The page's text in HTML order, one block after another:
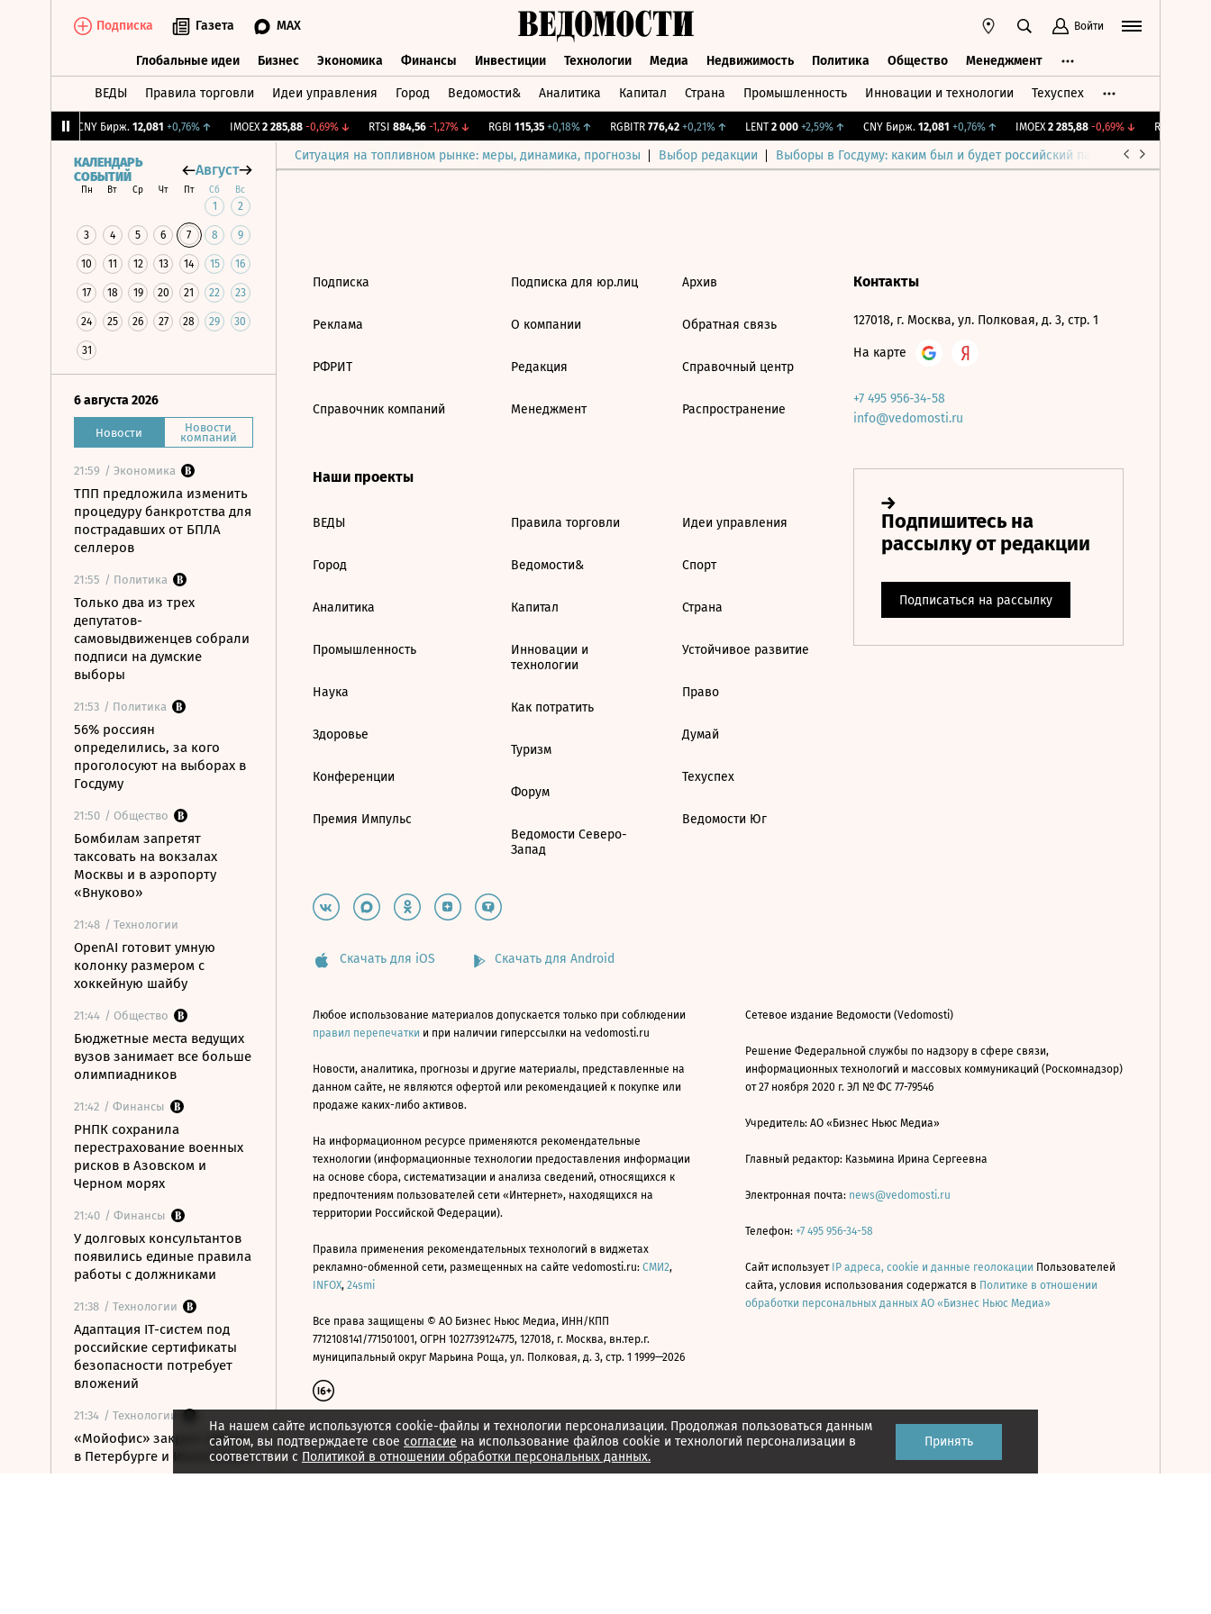
Подписка Газета MAX Войти
Глобальные идеи Бизнес Экономика Финансы Инвестиции Технологии Медиа Недвижимость Политика Общество Менеджмент
ВЕДЫ Правила торговли Идеи управления Город Ведомости& Аналитика Капитал Страна Промышленность Инновации и технологии Техуспех
CNY Бирж. 12,081 +0,76%↑ IMOEX 2 285,88 -0,69%↓ RTSI 884,56 -1,27%↓ RGBI 115,35 +0,18%↑ RGBITR 776,42 +0,21%↑ LENT 2 000 +2,59%↑ CNY Бирж. 12,081 +0,76%↑ IMOEX 2 285,88 -0,69%↓ RTSI
Ситуация на топливном рынке: меры, динамика, прогнозы Выбор редакции Выборы в Госдуму: каким был и будет российский парламент
КАЛЕНДАРЬ
СОБЫТИЙ
Август
Пн Вт Ср Чт Пт Сб Вс
1 2
3 4 5 6 7 8 9
10 11 12 13 14 15 16
17 18 19 20 21 22 23
24 25 26 27 28 29 30
31
6 августа 2026
Новости Новости
компаний
21:59 / Экономика
ТПП предложила изменить
процедуру банкротства для
пострадавших от БПЛА
селлеров
21:55 / Политика
Только два из трех
депутатов-
самовыдвиженцев собрали
подписи на думские
выборы
21:53 / Политика
56% россиян
определились, за кого
проголосуют на выборах в
Госдуму
21:50 / Общество
Бомбилам запретят
таксовать на вокзалах
Москвы и в аэропорту
«Внуково»
21:48 / Технологии
OpenAI готовит умную
колонку размером с
хоккейную шайбу
21:44 / Общество
Бюджетные места ведущих
вузов занимает все больше
олимпиадников
21:42 / Финансы
РНПК сохранила
перестрахование военных
рисков в Азовском и
Черном морях
21:40 / Финансы
У долговых консультантов
появились единые правила
работы с должниками
21:38 / Технологии
Адаптация IT-систем под
российские сертификаты
безопасности потребует
вложений
21:34 / Технологии
«Мойофис» закрыл офисы
в Петербурге и Иннополисе
На нашем сайте используются cookie-файлы и технологии персонализации. Продолжая пользоваться данным
сайтом, вы подтверждаете свое согласие на использование файлов cookie и технологий персонализации в
соответствии с Политикой в отношении обработки персональных данных.
Принять
Подписка
Реклама
РФРИТ
Справочник компаний
Подписка для юр.лиц
О компании
Редакция
Менеджмент
Архив
Обратная связь
Справочный центр
Распространение
Наши проекты
ВЕДЫ
Город
Аналитика
Промышленность
Наука
Здоровье
Конференции
Премия Импульс
Правила торговли
Ведомости&
Капитал
Инновации и
технологии
Как потратить
Туризм
Форум
Ведомости Северо-
Запад
Идеи управления
Спорт
Страна
Устойчивое развитие
Право
Думай
Техуспех
Ведомости Юг
Контакты
127018, г. Москва, ул. Полковая, д. 3, стр. 1
На карте
+7 495 956-34-58
info@vedomosti.ru
Скачать для iOS Скачать для Android
Любое использование материалов допускается только при соблюдении
правил перепечатки и при наличии гиперссылки на vedomosti.ru
Новости, аналитика, прогнозы и другие материалы, представленные на
данном сайте, не являются офертой или рекомендацией к покупке или
продаже каких-либо активов.
На информационном ресурсе применяются рекомендательные
технологии (информационные технологии предоставления информации
на основе сбора, систематизации и анализа сведений, относящихся к
предпочтениям пользователей сети «Интернет», находящихся на
территории Российской Федерации).
Правила применения рекомендательных технологий в виджетах
рекламно-обменной сети, размещенных на сайте vedomosti.ru: СМИ2,
INFOX, 24smi
Все права защищены © АО Бизнес Ньюс Медиа, ИНН/КПП
7712108141/771501001, ОГРН 1027739124775, 127018, г. Москва, вн.тер.г.
муниципальный округ Марьина Роща, ул. Полковая, д. 3, стр. 1 1999—2026
Сетевое издание Ведомости (Vedomosti)
Решение Федеральной службы по надзору в сфере связи,
информационных технологий и массовых коммуникаций (Роскомнадзор)
от 27 ноября 2020 г. ЭЛ № ФС 77-79546
Учредитель: АО «Бизнес Ньюс Медиа»
Главный редактор: Казьмина Ирина Сергеевна
Электронная почта: news@vedomosti.ru
Телефон: +7 495 956-34-58
Сайт использует IP адреса, cookie и данные геолокации Пользователей
сайта, условия использования содержатся в Политике в отношении
обработки персональных данных АО «Бизнес Ньюс Медиа»